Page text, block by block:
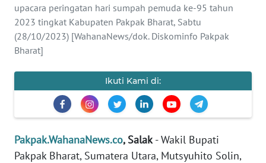
upacara peringatan hari sumpah pemuda ke-95 tahun
2023 tingkat Kabupaten Pakpak Bharat, Sabtu
(28/10/2023) [WahanaNews/dok. Diskominfo Pakpak
Bharat]
Ikuti Kami di:
Pakpak.WahanaNews.co, Salak- Wakil Bupati
Pakpak Bharat, Sumatera Utara, Mutsyuhito Solin,
INFO
IKLAN
TENTANG
PEDOMAN
REDAKSI